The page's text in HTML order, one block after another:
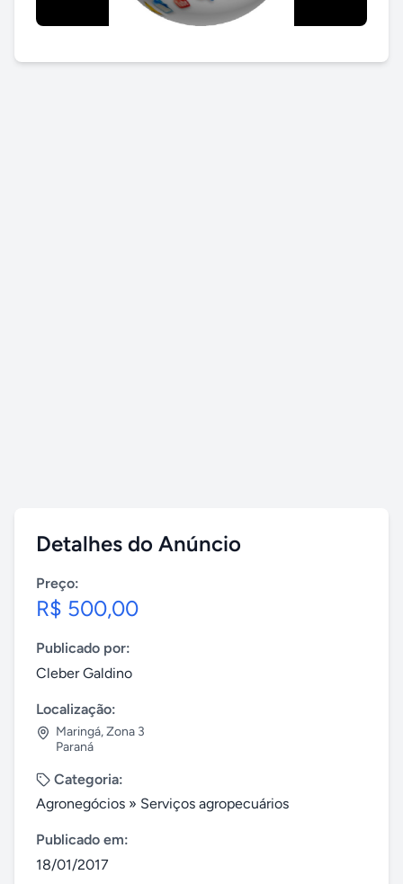
Detalhes do Anúncio
Preço:
R$ 500,00
Publicado por:
Cleber Galdino
Localização:
Maringá,Zona 3
Paraná
Categoria:
Agronegócios » Serviços agropecuários
Publicado em:
18/01/2017